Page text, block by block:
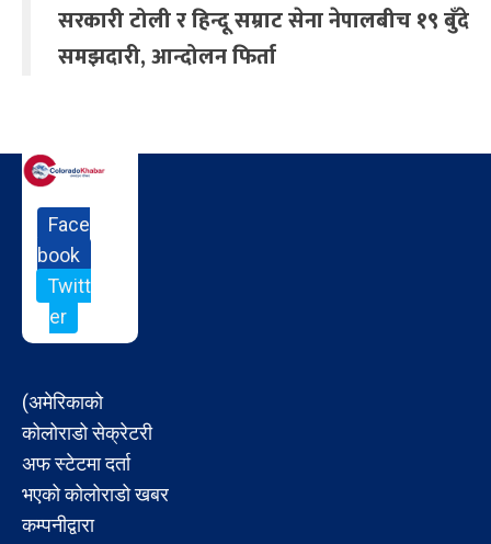
सरकारी टोली र हिन्दू सम्राट सेना नेपालबीच १९ बुँदे
समझदारी, आन्दोलन फिर्ता
Face
book
Twitt
er
(अमेरिकाको
कोलोराडो सेक्रेटरी
अफ स्टेटमा दर्ता
भएको कोलोराडो खबर
कम्पनीद्वारा